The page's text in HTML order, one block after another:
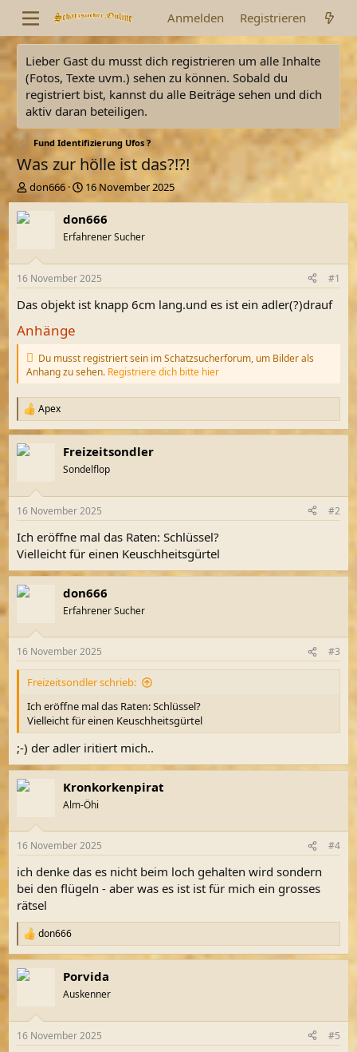
Anmelden Registrieren
Lieber Gast du musst dich registrieren um alle Inhalte
(Fotos, Texte uvm.) sehen zu können. Sobald du
registriert bist, kannst du alle Beiträge sehen und dich
aktiv daran beteiligen.
Fund Identifizierung Ufos ?
Was zur hölle ist das?!?!
E
r
s
l
e
r
don666
E
r
s
e
l
t
a
16 November 2025
don666
Erfahrener Sucher
16 November 2025 #1
Das objekt ist knapp 6cm lang.und es ist ein adler(?)drauf
Anhänge
Du musst registriert sein im Schatzsucherforum, um Bilder als
Anhang zu sehen. Registriere dich bitte hier
R
e
a
k
e
:
Apex
Freizeitsondler
Sondelflop
16 November 2025 #2
Ich eröffne mal das Raten: Schlüssel?
Vielleicht für einen Keuschheitsgürtel
don666
Erfahrener Sucher
16 November 2025 #3
Freizeitsondler schrieb:
Ich eröffne mal das Raten: Schlüssel?
Vielleicht für einen Keuschheitsgürtel
;-) der adler iritiert mich..
Kronkorkenpirat
Alm-Öhi
16 November 2025 #4
ich denke das es nicht beim loch gehalten wird sondern
bei den flügeln - aber was es ist ist für mich ein grosses
rätsel
R
e
a
k
e
don666
Porvida
Auskenner
16 November 2025 #5